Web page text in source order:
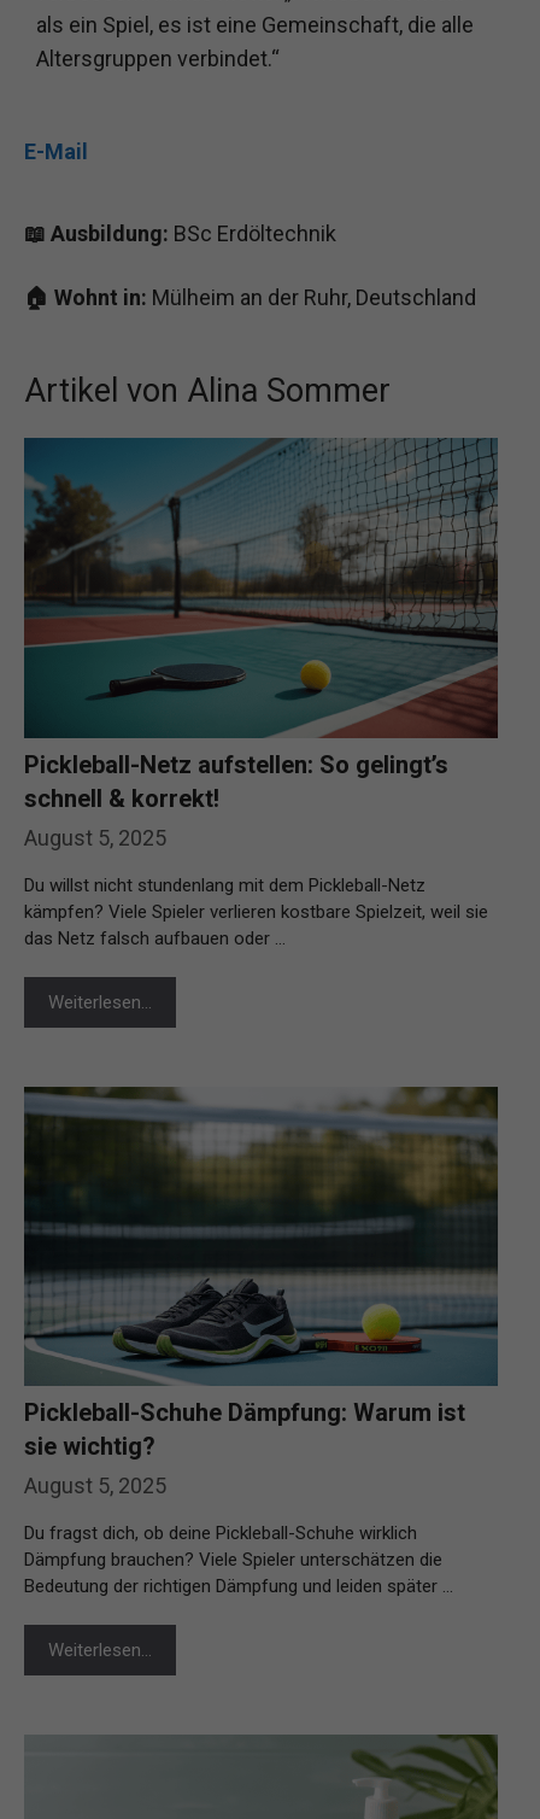
als ein Spiel, es ist eine Gemeinschaft, die alle
Altersgruppen verbindet.“
E-Mail
📖 Ausbildung: BSc Erdöltechnik
🏠 Wohnt in: Mülheim an der Ruhr, Deutschland
Artikel von Alina Sommer
August 5, 2025
Pickleball-Netz aufstellen: So gelingt’s
schnell & korrekt!
Du willst nicht stundenlang mit dem Pickleball-Netz
kämpfen? Viele Spieler verlieren kostbare Spielzeit, weil sie
das Netz falsch aufbauen oder …
Weiterlesen…
August 5, 2025
Pickleball-Schuhe Dämpfung: Warum ist
sie wichtig?
Du fragst dich, ob deine Pickleball-Schuhe wirklich
Dämpfung brauchen? Viele Spieler unterschätzen die
Bedeutung der richtigen Dämpfung und leiden später …
Weiterlesen…